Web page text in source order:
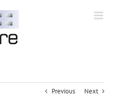
Previous Next